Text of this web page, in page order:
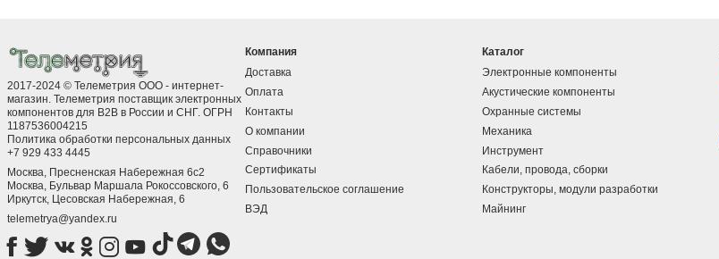
2017-2024 © Телеметрия ООО - интернет-
магазин. Телеметрия поставщик электронных
компонентов для B2B в России и СНГ. ОГРН
1187536004215
Политика обработки персональных данных
+7 929 433 4445
Москва, Пресненская Набережная 6с2
Москва, ​Бульвар Маршала Рокоссовского, 6
Иркутск, ​Цесовская Набережная, 6
telemetrya@yandex.ru
Компания
Доставка
Оплата
Контакты
О компании
Справочники
Сертификаты
Пользовательское соглашение
ВЭД
Каталог
Электронные компоненты
Акустические компоненты
Охранные системы
Механика
Инструмент
Кабели, провода, сборки
Конструкторы, модули разработки
Майнинг